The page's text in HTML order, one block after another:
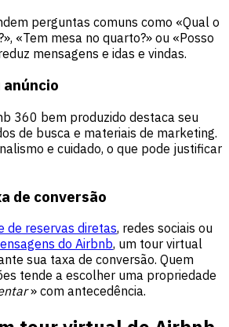
perguntas comuns como «Qual o
«Tem mesa no quarto?» ou «Posso
mensagens e idas e vindas.
360 bem produzido destaca seu
de busca e materiais de marketing.
e cuidado, o que pode justificar
de conversão
de reservas diretas, redes sociais ou
do Airbnb, um tour virtual
sua taxa de conversão. Quem
tende a escolher uma propriedade
» com antecedência.